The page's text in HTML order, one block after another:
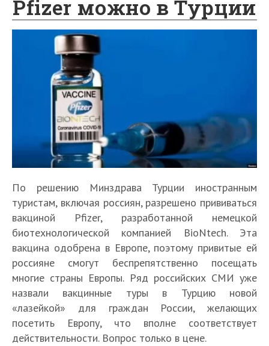
Pfizer можно в Турции
По решению Минздрава Турции иностранным
туристам, включая россиян, разрешено прививаться
вакциной Pfizer, разработанной немецкой
биотехнологической компанией BioNtech. Эта
вакцина одобрена в Европе, поэтому привитые ей
россияне смогут беспрепятственно посещать
многие страны Европы. Ряд российских СМИ уже
назвали вакцинные туры в Турцию новой
«лазейкой» для граждан России, желающих
посетить Европу, что вполне соответствует
действительности. Вопрос только в цене.